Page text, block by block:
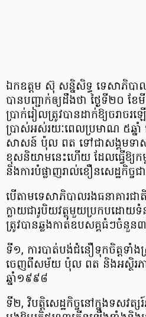
ឯកឧត្តម ស៊ុ សន្និសិទ្ធ ទេសាភិបាល
បានបញ្ជាក់ឲ្យដឹងថា ថ្ងៃទី២០ ខ
ប្រាក់រៀលត្រូវបានដាក់ឱ្យចរាចរ
ប្រាស់អស់រយៈពេលប្រមាណ ៥ឆ្ន
សាសន៍ ប៉ុល ពត ទៅជាសង្គមទ
ខុសនិយាមនេះហើយ ដែលធ្វើឱ្យក
និងការបំផ្លាញរាល់ខឿនសេដ្ឋកិច្ច
បើតាមទេសាភិបាលរងធនាគារជា
ក្លាយជារូបិយវត្ថុមួយប្រកបដោយទំ
ត្រូវបានឆ្លងកាត់ឧបសគ្គធំៗចំនួន
ទី១, ការបាត់បង់ជំនឿទុកចិត្តទាំ
ចេញពីសម័យ ប៉ុល ពត និងអស្ថិរ
ឆ្នាំ១៩៩៨
ទី២, វិបត្តិសេដ្ឋកិច្ចនៅក្នុងទសវត្